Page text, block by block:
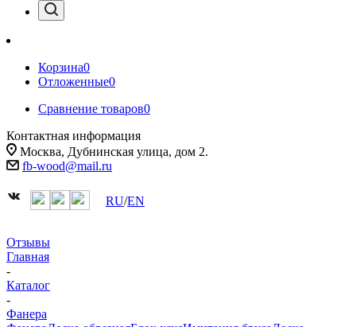
Корзина0
Отложенные0
Сравнение товаров0
Контактная информация
Москва, Дубнинская улица, дом 2.
fb-wood@mail.ru
RU/EN
Отзывы
Главная
-
Каталог
-
Фанера